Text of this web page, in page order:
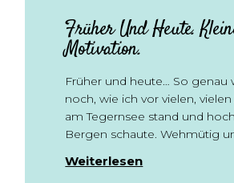
Früher Und Heute.
Motivation.
Früher und heute… So genau
noch, wie ich vor vielen, vielen
am Tegernsee stand und
Bergen schaute. Wehmütig
Weiterlesen